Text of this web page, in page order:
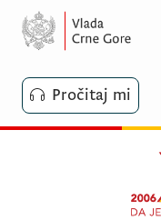
Pročitaj mi